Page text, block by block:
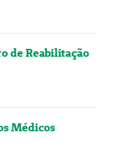
de Reabilitação
Médicos